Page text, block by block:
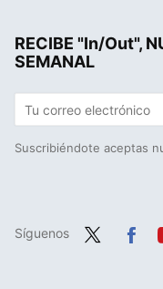
RECIBE "In/Out",
SEMANAL
Suscribiéndote aceptas
Síguenos